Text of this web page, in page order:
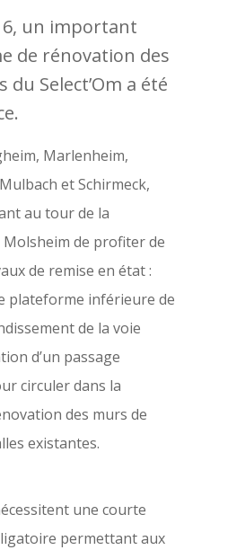
un important
de rénovation des
du Select’Om a été
Marlenheim,
et Schirmeck,
au tour de la
Molsheim de profiter de
de remise en état :
plateforme inférieure de
de la voie
d’un passage
circuler dans la
des murs de
existantes.
une courte
permettant aux